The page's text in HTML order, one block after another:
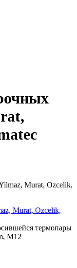
Murat, Ozcelik,
термопары
M12